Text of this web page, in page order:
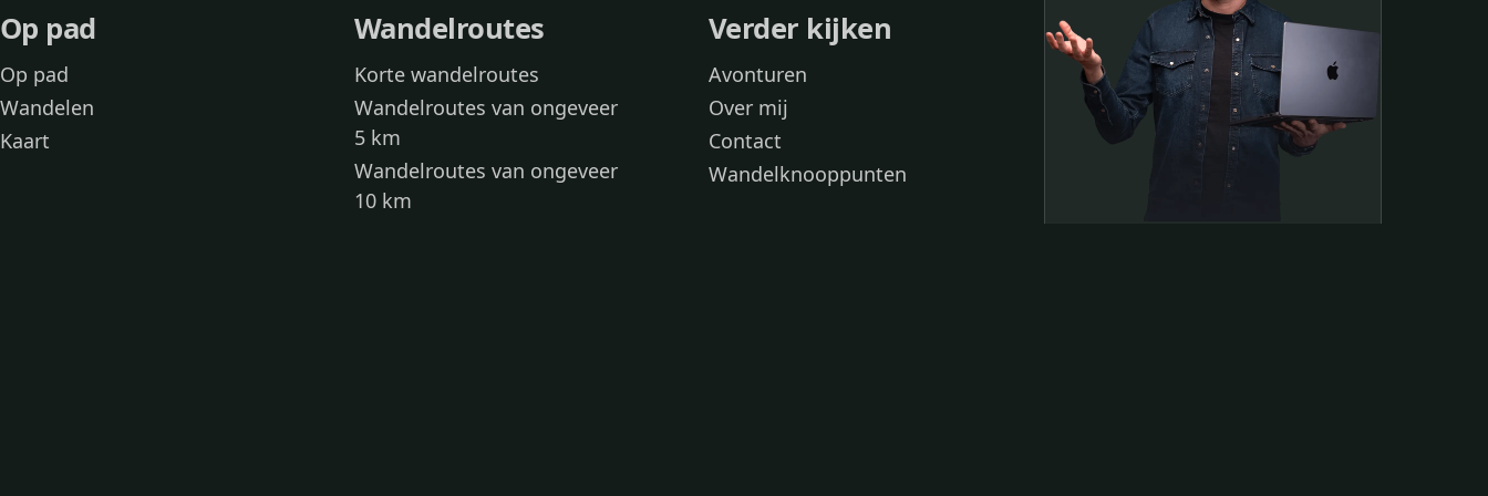
Op pad
Op pad
Wandelen
Kaart
Wandelroutes
Korte wandelroutes
Wandelroutes van ongeveer
5 km
Wandelroutes van ongeveer
10 km
Verder kijken
Avonturen
Over mij
Contact
Wandelknooppunten